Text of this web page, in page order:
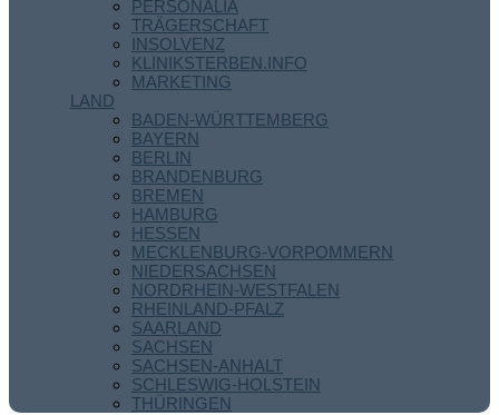
PERSONALIA
TRÄGERSCHAFT
INSOLVENZ
KLINIKSTERBEN.INFO
MARKETING
LAND
BADEN-WÜRTTEMBERG
BAYERN
BERLIN
BRANDENBURG
BREMEN
HAMBURG
HESSEN
MECKLENBURG-VORPOMMERN
NIEDERSACHSEN
NORDRHEIN-WESTFALEN
RHEINLAND-PFALZ
SAARLAND
SACHSEN
SACHSEN-ANHALT
SCHLESWIG-HOLSTEIN
THÜRINGEN